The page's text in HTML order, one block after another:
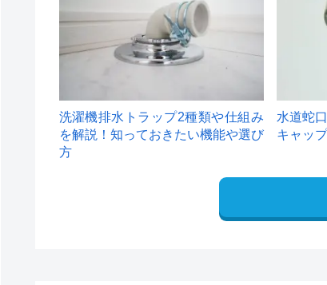
洗濯機排水トラップ2種類や仕組み
を解説！知っておきたい機能や選び
方
水道蛇
キャッ